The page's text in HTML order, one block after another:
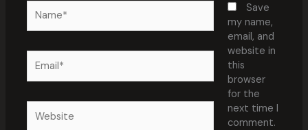
Save
my name,
email, and
website in
this
browser
for the
next time I
comment.